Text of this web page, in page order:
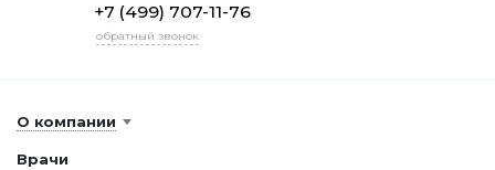
+7 (499) 707-11-76
обратный звонок
О компании
Врачи